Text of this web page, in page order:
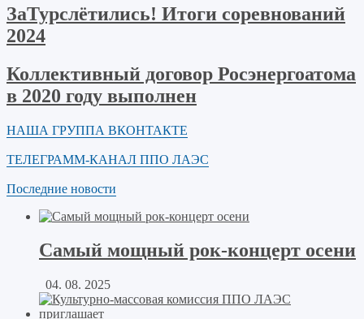
ЗаТурслётились! Итоги соревнований
2024
Коллективный договор Росэнергоатома
в 2020 году выполнен
НАША ГРУППА ВКОНТАКТЕ
ТЕЛЕГРАММ-КАНАЛ ППО ЛАЭС
Последние новости
Самый мощный рок-концерт осени
04. 08. 2025